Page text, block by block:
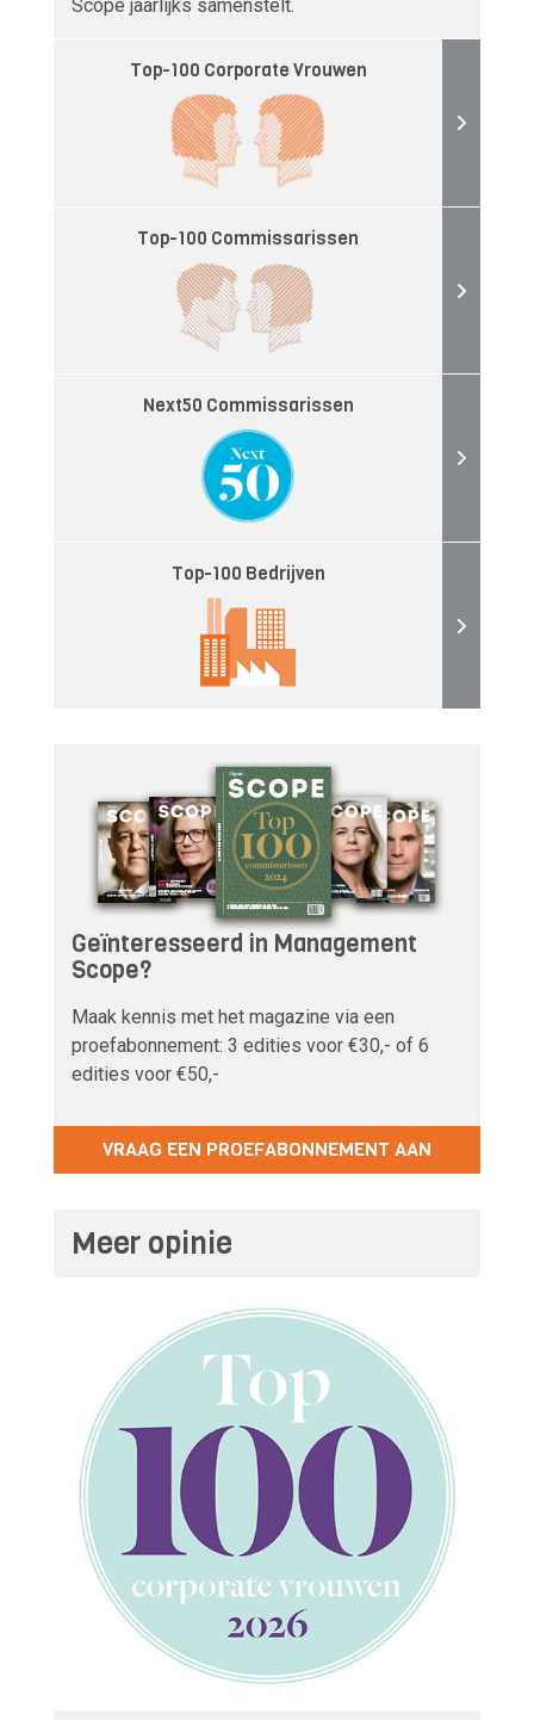
Scope jaarlijks samenstelt.
Top-100 Corporate Vrouwen
Top-100 Commissarissen
Next50 Commissarissen
Top-100 Bedrijven
Geïnteresseerd in Management
Scope?
Maak kennis met het magazine via een
proefabonnement: 3 edities voor €30,- of 6
edities voor €50,-
VRAAG EEN PROEFABONNEMENT AAN
Meer opinie